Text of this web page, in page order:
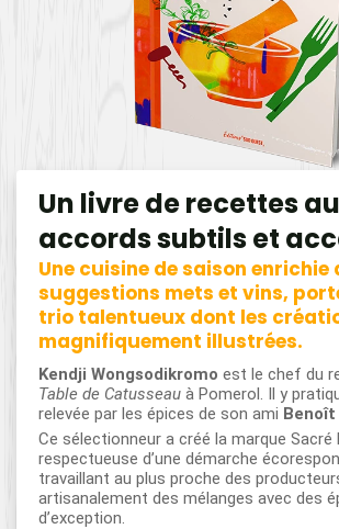
Un livre de recettes
accords subtils et
Une cuisine de saison enrichie
suggestions mets et vins,
trio talentueux dont les
magnifiquement illustrées.
Kendji Wongsodikromo est le chef du
Table de Catusseau à Pomerol. Il y
relevée par les épices de son ami Benoît
Ce sélectionneur a créé la marque Sacré
respectueuse d’une démarche
travaillant au plus proche des
artisanalement des mélanges avec des
d’exception.